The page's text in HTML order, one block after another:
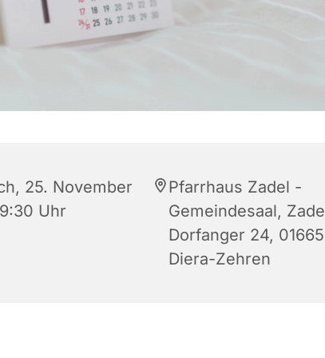
25. November
Uhr
Pfarrhaus Zadel -
Gemeindesaal,
Dorfanger 24, 01665
Diera-Zehren